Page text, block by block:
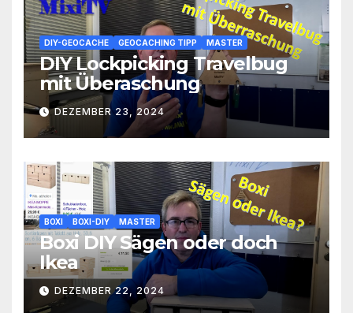
DIY-GEOCACHE GEOCACHING TIPP MASTER
DIY Lockpicking Travelbug
mit Überaschung
DEZEMBER 23, 2024
BOXI BOXI-DIY MASTER
Boxi DIY Sägen oder doch
Ikea
DEZEMBER 22, 2024